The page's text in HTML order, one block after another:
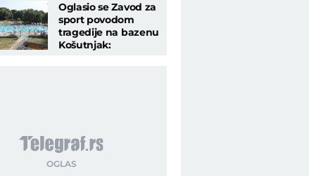
Oglasio se Zavod za
sport povodom
tragedije na bazenu
Košutnjak: